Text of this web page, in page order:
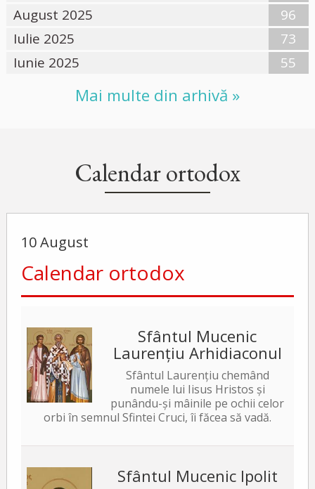
August 2025
96
Iulie 2025
73
Iunie 2025
55
Mai multe din arhivă »
Calendar ortodox
10 August
Calendar ortodox
Sfântul Mucenic
Laurențiu Arhidiaconul
Sfântul Laurențiu chemând
numele lui Iisus Hristos și
punându-și mâinile pe ochii celor
orbi în semnul Sfintei Cruci, îi făcea să vadă.
Sfântul Mucenic Ipolit